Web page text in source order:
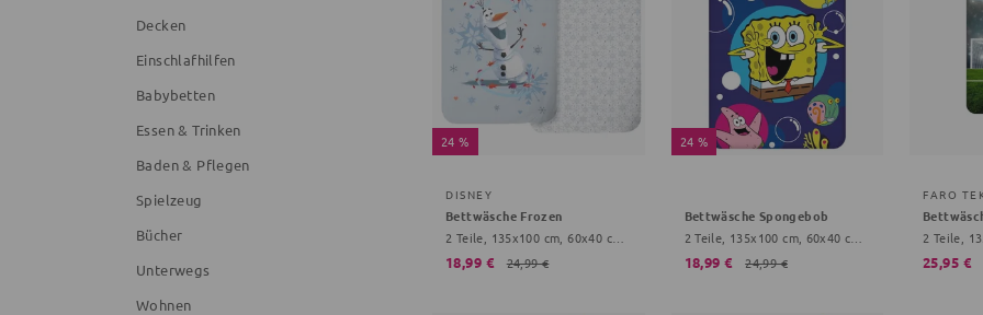
Decken
Einschlafhilfen
Babybetten
Essen & Trinken
Baden & Pflegen
Spielzeug
Bücher
Unterwegs
Wohnen
24 %
DISNEY
Bettwäsche Frozen
2 Teile, 135x100 cm, 60x40 cm, Schneeflocke, hellblau
18,99 € 24,99 €
24 %
Bettwäsche Spongebob
18,99 € 24,99 €
FARO
25,95 €